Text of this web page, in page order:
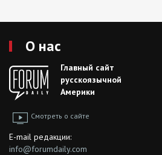
О нас
Главный сайт
русскоязычной
Америки
Смотреть о сайте
E-mail редакции:
info@forumdaily.com